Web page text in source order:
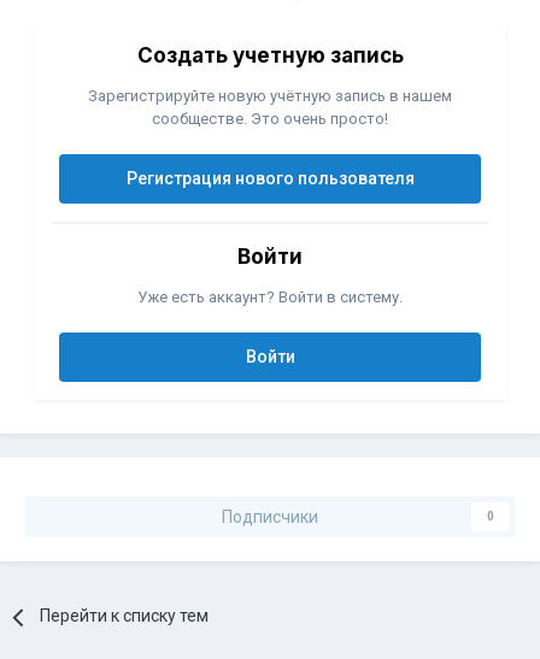
Создать учетную запись
Зарегистрируйте новую учётную запись в нашем
сообществе. Это очень просто!
Регистрация нового пользователя
Войти
Уже есть аккаунт? Войти в систему.
Войти
Подписчики 0
Перейти к списку тем